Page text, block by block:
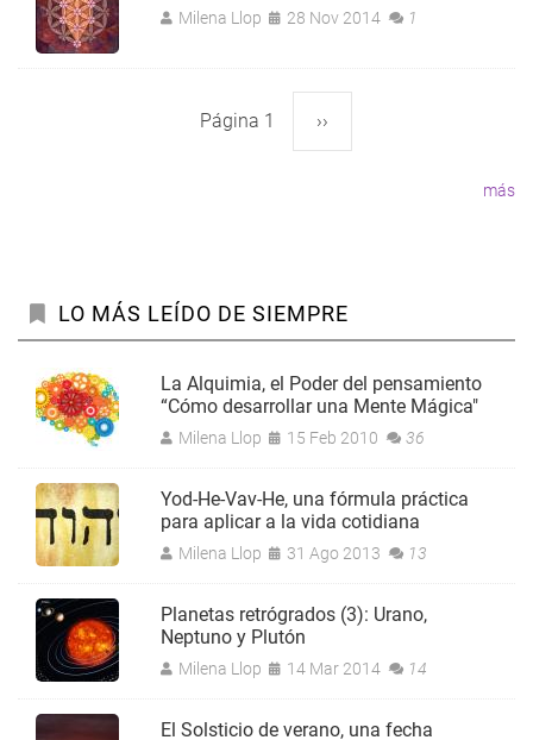
Milena Llop 28 Nov 2014 1
Página 1 Siguiente
››
más
LO MÁS LEÍDO DE SIEMPRE
La Alquimia, el Poder del pensamiento
“Cómo desarrollar una Mente Mágica"
Milena Llop 15 Feb 2010 36
Yod-He-Vav-He, una fórmula práctica
para aplicar a la vida cotidiana
Milena Llop 31 Ago 2013 13
Planetas retrógrados (3): Urano,
Neptuno y Plutón
Milena Llop 14 Mar 2014 14
El Solsticio de verano, una fecha